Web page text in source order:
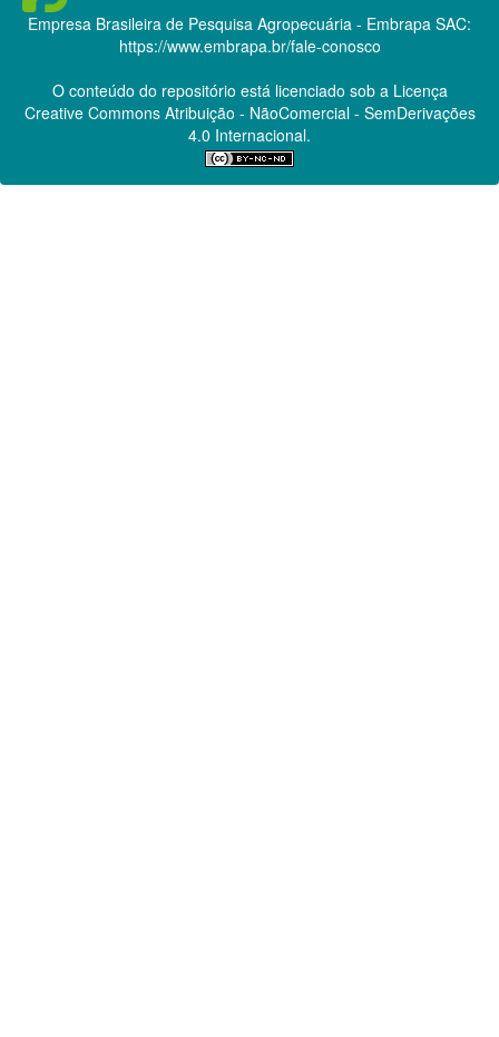
Empresa Brasileira de Pesquisa Agropecuária - Embrapa SAC:
https://www.embrapa.br/fale-conosco
O conteúdo do repositório está licenciado sob a Licença
Creative CommonsAtribuição - NãoComercial - SemDerivações
4.0 Internacional.